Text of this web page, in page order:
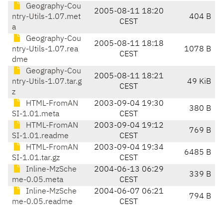
Geography-Cou
ntry-Utils-1.07.met
a
2005-08-11 18:20
CEST
404 B
Geography-Cou
ntry-Utils-1.07.rea
dme
2005-08-11 18:18
CEST
1078 B
Geography-Cou
ntry-Utils-1.07.tar.g
z
2005-08-11 18:21
CEST
49 KiB
HTML-FromAN
SI-1.01.meta
2003-09-04 19:30
CEST
380 B
HTML-FromAN
SI-1.01.readme
2003-09-04 19:12
CEST
769 B
HTML-FromAN
SI-1.01.tar.gz
2003-09-04 19:34
CEST
6485 B
Inline-MzSche
me-0.05.meta
2004-06-13 06:29
CEST
339 B
Inline-MzSche
me-0.05.readme
2004-06-07 06:21
CEST
794 B